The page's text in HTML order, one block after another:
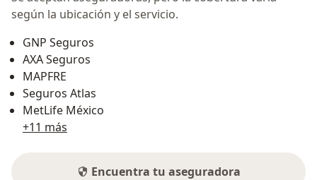
según la ubicación y el servicio.
GNP Seguros
AXA Seguros
MAPFRE
Seguros Atlas
MetLife México
+11 más
Encuentra tu aseguradora